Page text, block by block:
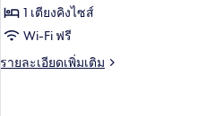
ห้อง
จู
เนียร์
1 เตียงคิงไซส์
Wi-Fi ฟรี
รายละเอียดเพิ่มเติม
ราย